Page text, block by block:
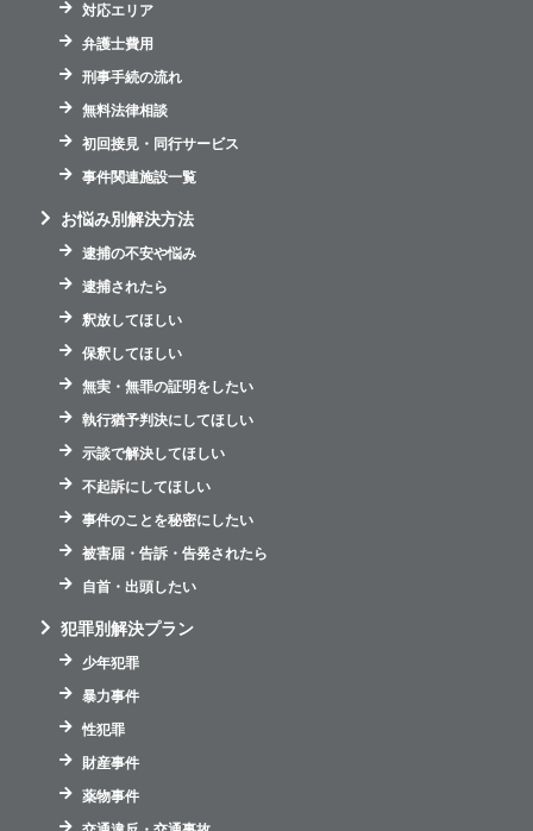
対応エリア
弁護士費用
刑事手続の流れ
無料法律相談
初回接見・同行サービス
事件関連施設一覧
お悩み別解決方法
逮捕の不安や悩み
逮捕されたら
釈放してほしい
保釈してほしい
無実・無罪の証明をしたい
執行猶予判決にしてほしい
示談で解決してほしい
不起訴にしてほしい
事件のことを秘密にしたい
被害届・告訴・告発されたら
自首・出頭したい
犯罪別解決プラン
少年犯罪
暴力事件
性犯罪
財産事件
薬物事件